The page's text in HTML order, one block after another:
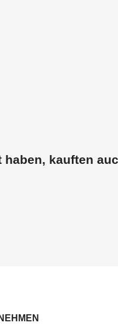
kauften